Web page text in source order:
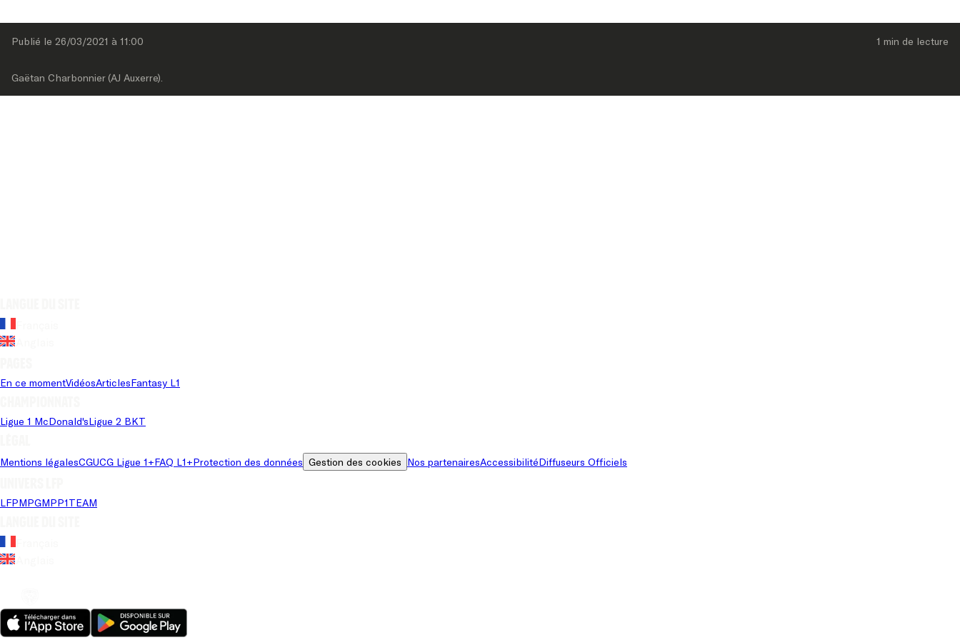
Publié le 26/03/2021 à 11:00 1 min de lecture
Gaëtan Charbonnier (AJ Auxerre).
En ce momentVidéosArticlesFantasy L1
Ligue 1 McDonald'sLigue 2 BKT
Mentions légalesCGUCG Ligue 1+FAQ L1+Protection des données Gestion des cookies Nos partenairesAccessibilitéDiffuseurs Officiels
LFPMPGMPP1TEAM